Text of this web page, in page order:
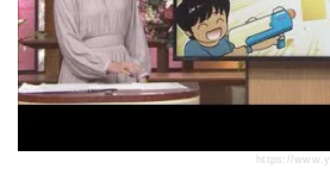
https://